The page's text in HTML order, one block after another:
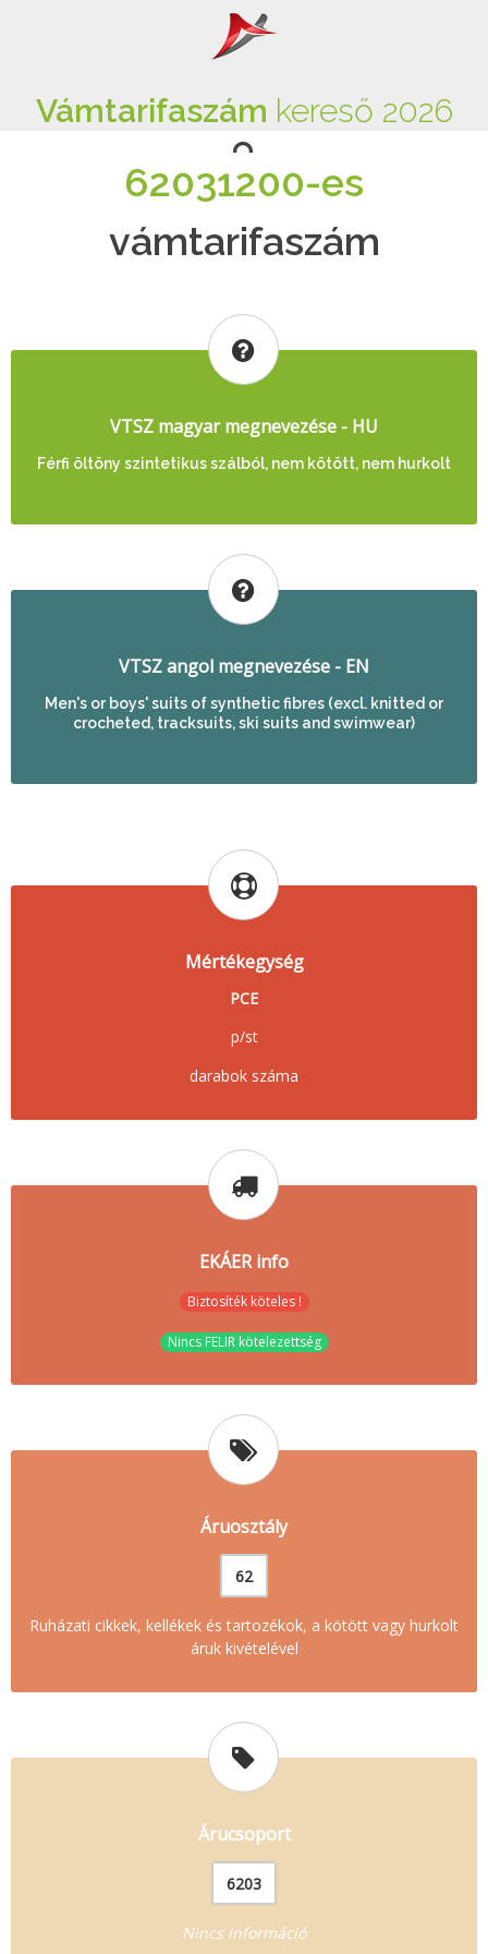
Vámtarifaszám kereső 2026
62031200-es
vámtarifaszám
VTSZ magyar megnevezése - HU
Férfi öltöny szintetikus szálból, nem kötött, nem hurkolt
VTSZ angol megnevezése - EN
Men's or boys' suits of synthetic fibres (excl. knitted or
crocheted, tracksuits, ski suits and swimwear)
Mértékegység
PCE
p/st
darabok száma
EKÁER info
Biztosíték köteles !
Nincs FELIR kötelezettség
Áruosztály
62
Ruházati cikkek, kellékek és tartozékok, a kötött vagy hurkolt
áruk kivételével
Árucsoport
6203
Nincs információ